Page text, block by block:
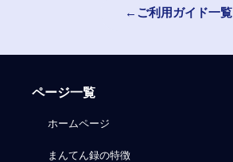
←ご利用ガイド一覧
ページ一覧
ホームページ
まんてん録の特徴